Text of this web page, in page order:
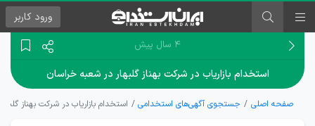
ورود کاربر
۴ سال پیش
استخدام بازاریاب در شرکت بهناز گلبهار در شعبه خراسان
صفحه اصلی جستجوی آگهی‌های استخدامی استخدام بازاریاب در شرکت بهناز